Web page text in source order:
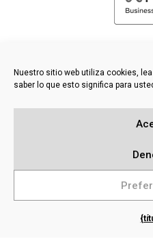
Nuestro sitio web utiliza cookies,
saber lo que esto significa para
2026 FRESH PIES LTD -
Base de
Mapa